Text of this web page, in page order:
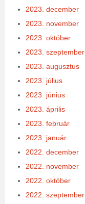
2023. december
2023. november
2023. október
2023. szeptember
2023. augusztus
2023. július
2023. június
2023. április
2023. február
2023. január
2022. december
2022. november
2022. október
2022. szeptember